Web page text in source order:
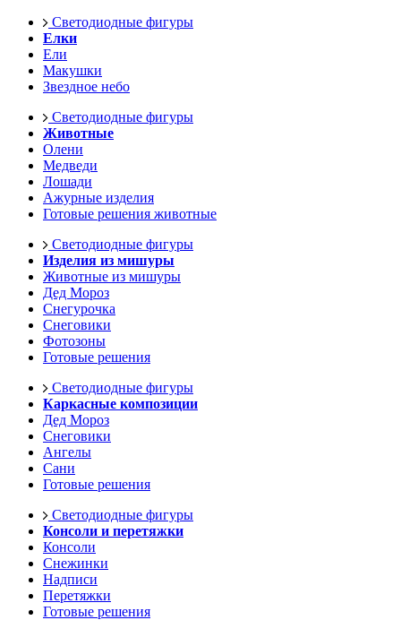
Светодиодные фигуры
Елки
Ели
Макушки
Звездное небо
Светодиодные фигуры
Животные
Олени
Медведи
Лошади
Ажурные изделия
Готовые решения животные
Светодиодные фигуры
Изделия из мишуры
Животные из мишуры
Дед Мороз
Снегурочка
Снеговики
Фотозоны
Готовые решения
Светодиодные фигуры
Каркасные композиции
Дед Мороз
Снеговики
Ангелы
Сани
Готовые решения
Светодиодные фигуры
Консоли и перетяжки
Консоли
Снежинки
Надписи
Перетяжки
Готовые решения